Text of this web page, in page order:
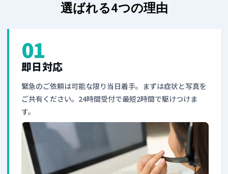
選ばれる4つの理由
01
即日対応
緊急のご依頼は可能な限り当日着手。まずは症状と写真を
ご共有ください。24時間受付で最短2時間で駆けつけま
す。